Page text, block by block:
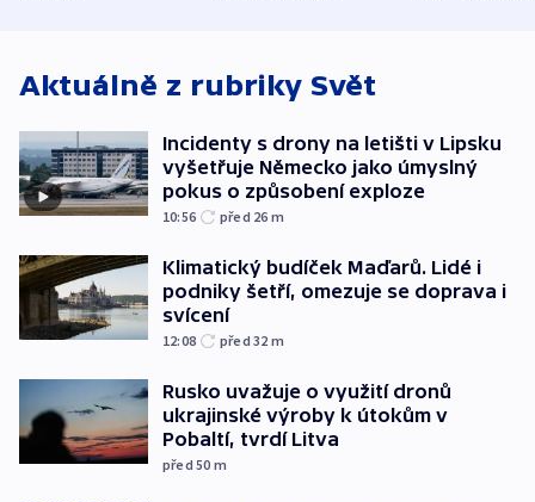
Aktuálně z rubriky Svět
Incidenty s drony na letišti v Lipsku
vyšetřuje Německo jako úmyslný
pokus o způsobení exploze
10:56 před 26 m
Klimatický budíček Maďarů. Lidé i
podniky šetří, omezuje se doprava i
svícení
12:08 před 32 m
Rusko uvažuje o využití dronů
ukrajinské výroby k útokům v
Pobaltí, tvrdí Litva
před 50 m